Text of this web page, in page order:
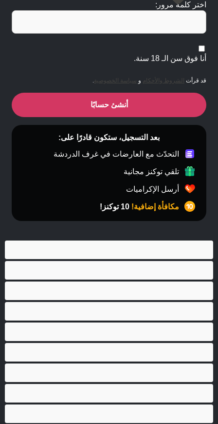
اختر كلمة مرور:
أنا فوق سن الـ 18 سنة.
قد قرأت الشروط والأحكام و سياسة الخصوصية.
أنشئ حسابًا
بعد التسجيل، ستكون قادرًا على:
التحدّث مع العارضات في غرف الدردشة
تلقي توكنز مجانية
أرسل الإكراميات
مكافأة إضافية!